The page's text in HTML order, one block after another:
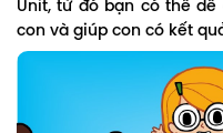
Unit, từ đó bạn có thể
con và giúp con có kết